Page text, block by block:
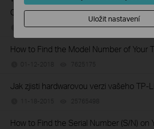
Connected to an Unmanaged Switch?
07-16-2026 359119views
How to Find the Model Number of Your
01-12-2018 7625175
Jak zjisti hardwarovou verzi vašeho TP-
11-18-2015 25765498
How to Find the Serial Number (S/N) on
Uložit nastavení